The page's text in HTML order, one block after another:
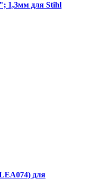
1,3мм для Stihl
для